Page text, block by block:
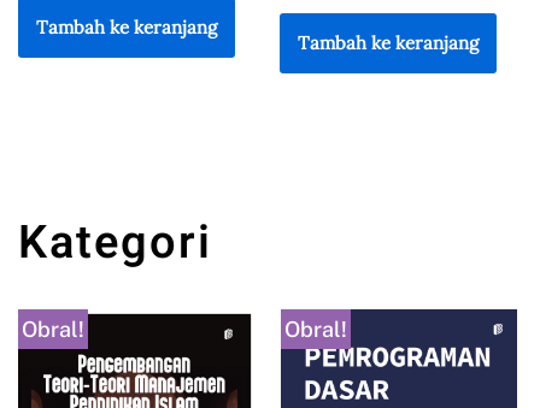
Tambah ke keranjang
Tambah ke keranjang
Kategori
Obral! Obral!